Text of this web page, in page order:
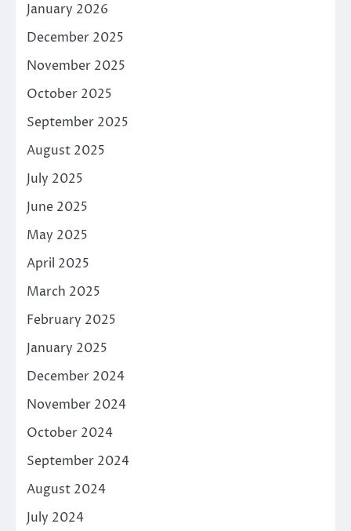
January 2026
December 2025
November 2025
October 2025
September 2025
August 2025
July 2025
June 2025
May 2025
April 2025
March 2025
February 2025
January 2025
December 2024
November 2024
October 2024
September 2024
August 2024
July 2024